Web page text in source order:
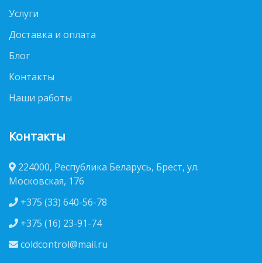
Услуги
Доставка и оплата
Блог
Контакты
Наши работы
Контакты
224000, Республика Беларусь, Брест, ул.
Московская, 176
+375 (33) 640-56-78
+375 (16) 23-91-74
coldcontrol@mail.ru